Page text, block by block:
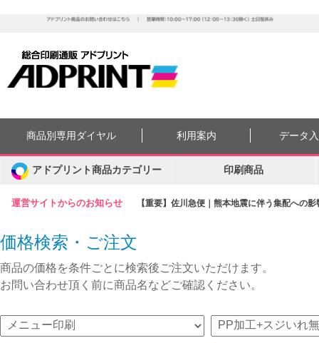
運営サイトからのお知らせ 【重要】佐川急便｜熊本地震に伴う集配への
商品別専用ダイヤル 利用案内 データ
アドプリント商品カテゴリー 印刷商品
価格検索・ご注文
商品の価格を条件ごとに検索後ご注文いただけます。
お問い合わせ頂く前に商品名などご確認ください。